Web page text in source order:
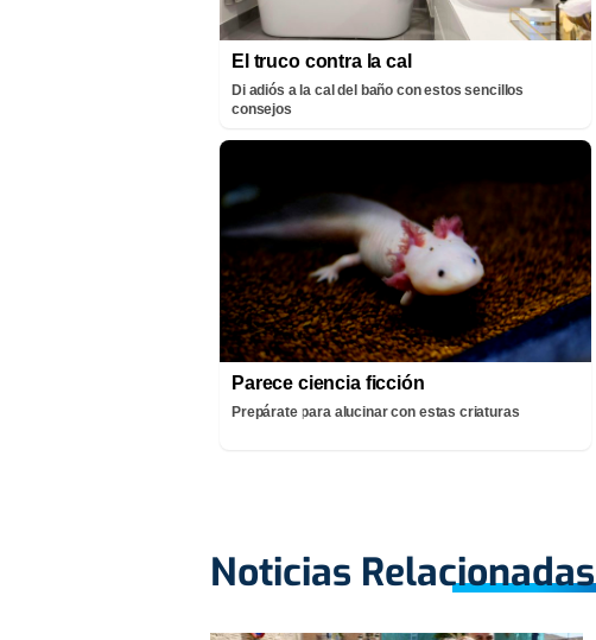
El truco contra la cal
Di adiós a la cal del baño con estos sencillos
consejos
Parece ciencia ficción
Prepárate para alucinar con estas criaturas
Noticias Relacionadas